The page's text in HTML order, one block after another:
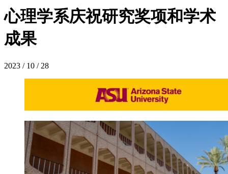
心理学系庆祝研究奖项和学术
成果
2023 / 10 / 28